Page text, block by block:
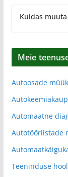
Kuidas
Meie
Autoosade müük
Automaatne
Autotööriistade
Teeninduse